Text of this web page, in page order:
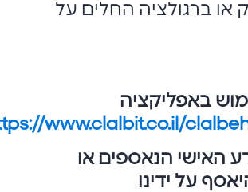
או ברגולציה החלים על
www.clalbit.co.il/
האישי הנאספים או
על ידינו